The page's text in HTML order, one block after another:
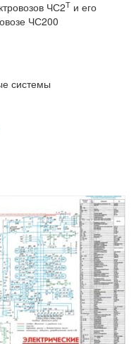
ЧС2Т и его
ЧС200
системы